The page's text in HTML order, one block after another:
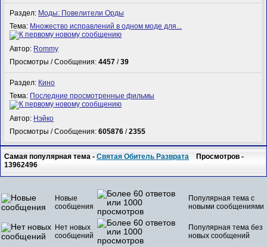
Раздел: Моды: Повелители Орды
Тема: Множество исправлений в одном моде для...
Автор: Rommy
Просмотры / Сообщения:4457 /39
Раздел: Кино
Тема: Последние просмотренные фильмы
Автор: Нэйко
Просмотры / Сообщения:605876 /2355
Самая популярная тема -Святая Обитель Разврата Просмотров -
13962496
Новые
сообщения
Популярная тема с
новыми сообщениями
Нет новых
сообщений
Популярная тема без
новых сообщений